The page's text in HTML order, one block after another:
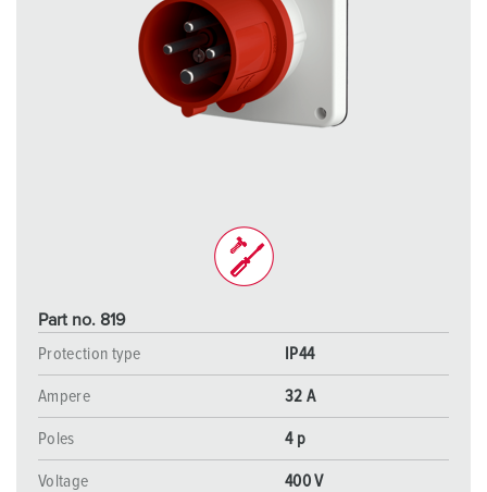
Part no. 819
Protection type
IP44
Ampere 32 A
Poles 4 p
Voltage 400 V